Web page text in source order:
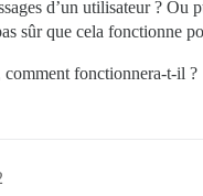
d’un utilisateur ? Ou
sûr que cela fonctionne
fonctionnera-t-il ?